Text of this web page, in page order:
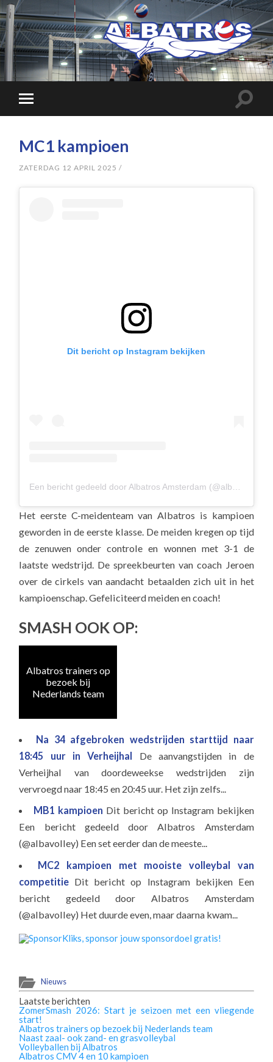
MC1 kampioen
ZATERDAG 12 APRIL 2025 /
Dit bericht op Instagram bekijken
Een bericht gedeeld door Albatros Amsterdam (@albavolley)
Het eerste C-meidenteam van Albatros is kampioen
geworden in de eerste klasse. De meiden kregen op tijd
de zenuwen onder controle en wonnen met 3-1 de
laatste wedstrijd. De spreekbeurten van coach Jeroen
over de cirkels van aandacht betaalden zich uit in het
kampioenschap. Gefeliciteerd meiden en coach!
SMASH OOK OP:
Albatros trainers op
bezoek bij
Nederlands team
Na 34 afgebroken wedstrijden starttijd naar
18:45 uur in Verheijhal De aanvangstijden in de
Verheijhal van doordeweekse wedstrijden zijn
vervroegd naar 18:45 en 20:45 uur. Het zijn zelfs...
MB1 kampioen Dit bericht op Instagram bekijken
Een bericht gedeeld door Albatros Amsterdam
(@albavolley) Een set eerder dan de meeste...
MC2 kampioen met mooiste volleybal van
competitie Dit bericht op Instagram bekijken Een
bericht gedeeld door Albatros Amsterdam
(@albavolley) Het duurde even, maar daarna kwam...
Nieuws
Laatste berichten
ZomerSmash 2026: Start je seizoen met een vliegende
start!
Albatros trainers op bezoek bij Nederlands team
Naast zaal- ook zand- en grasvolleybal
Volleyballen bij Albatros
Albatros CMV 4 en 10 kampioen